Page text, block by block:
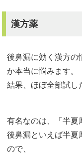
漢方薬
後鼻漏に効く漢方の
か本当に悩みます。
結果、ほぼ全部試し
有名なのは、「半夏
後鼻漏といえば半夏
ので、